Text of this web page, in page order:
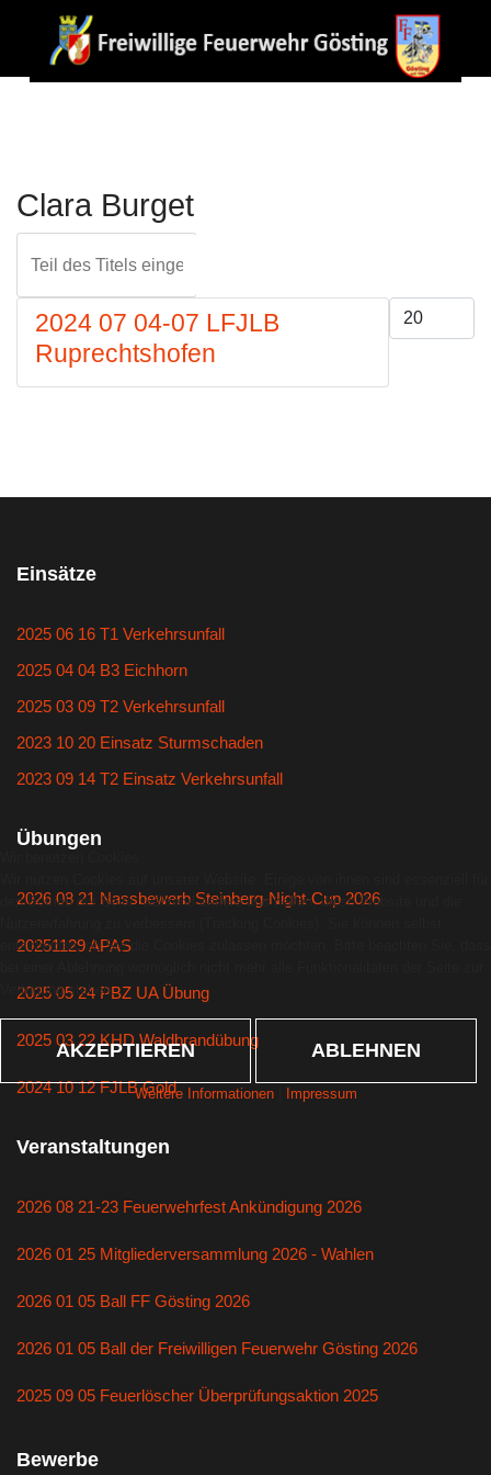
Clara Burget
Anzeige #
2024 07 04-07 LFJLB
Ruprechtshofen
Einsätze
2025 06 16 T1 Verkehrsunfall
2025 04 04 B3 Eichhorn
2025 03 09 T2 Verkehrsunfall
2023 10 20 Einsatz Sturmschaden
2023 09 14 T2 Einsatz Verkehrsunfall
Übungen
2026 08 21 Nassbewerb Steinberg-Night-Cup 2026
20251129 APAS
2025 05 24 PBZ UA Übung
2025 03 22 KHD Waldbrandübung
2024 10 12 FJLB Gold
Veranstaltungen
2026 08 21-23 Feuerwehrfest Ankündigung 2026
2026 01 25 Mitgliederversammlung 2026 - Wahlen
2026 01 05 Ball FF Gösting 2026
2026 01 05 Ball der Freiwilligen Feuerwehr Gösting 2026
2025 09 05 Feuerlöscher Überprüfungsaktion 2025
Bewerbe
den Betrieb der Seite, während andere uns helfen, diese Website und die
entscheiden, ob Sie die Cookies zulassen möchten. Bitte beachten Sie, dass
Verfügung stehen.
AKZEPTIEREN ABLEHNEN
Weitere Informationen| Impressum